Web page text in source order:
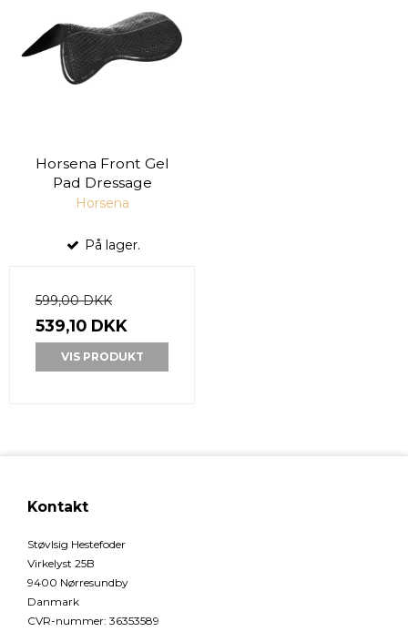
Horsena Front Gel
Pad Dressage
Horsena
På lager.
599,00 DKK
539,10 DKK
VIS PRODUKT
Kontakt
Støvlsig Hestefoder
Virkelyst 25B
9400 Nørresundby
Danmark
CVR-nummer: 36353589